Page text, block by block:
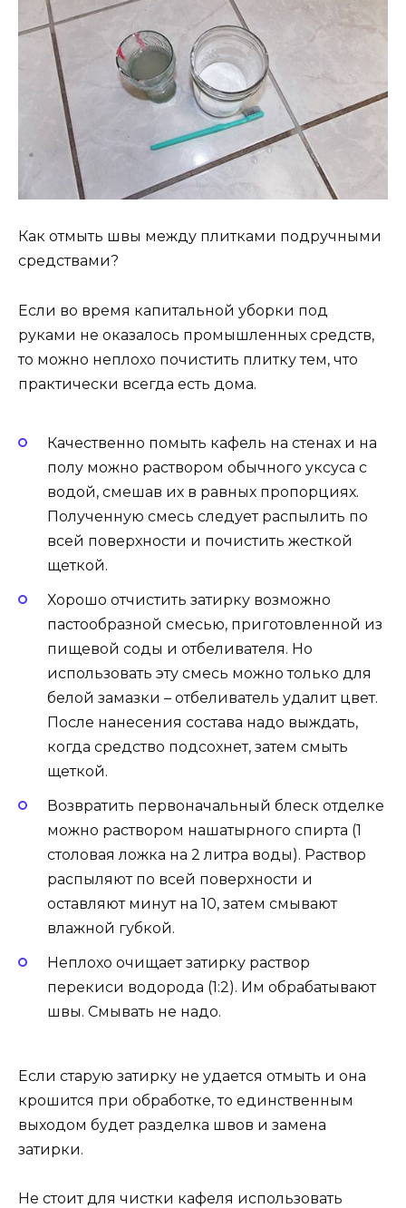
Как отмыть швы между плитками подручными
средствами?
Если во время капитальной уборки под
руками не оказалось промышленных средств,
то можно неплохо почистить плитку тем, что
практически всегда есть дома.
Качественно помыть кафель на стенах и на
полу можно раствором обычного уксуса с
водой, смешав их в равных пропорциях.
Полученную смесь следует распылить по
всей поверхности и почистить жесткой
щеткой.
Хорошо отчистить затирку возможно
пастообразной смесью, приготовленной из
пищевой соды и отбеливателя. Но
использовать эту смесь можно только для
белой замазки – отбеливатель удалит цвет.
После нанесения состава надо выждать,
когда средство подсохнет, затем смыть
щеткой.
Возвратить первоначальный блеск отделке
можно раствором нашатырного спирта (1
столовая ложка на 2 литра воды). Раствор
распыляют по всей поверхности и
оставляют минут на 10, затем смывают
влажной губкой.
Неплохо очищает затирку раствор
перекиси водорода (1:2). Им обрабатывают
швы. Смывать не надо.
Если старую затирку не удается отмыть и она
крошится при обработке, то единственным
выходом будет разделка швов и замена
затирки.
Не стоит для чистки кафеля использовать